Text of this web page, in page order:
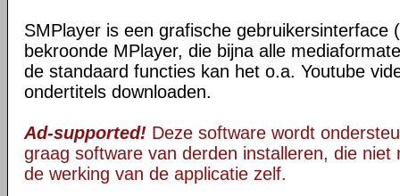
SMPlayer is een grafische gebruikersinterface
bekroonde MPlayer, die bijna alle
de standaard functies kan het o.a. Youtube
ondertitels downloaden.
Ad-supported! Deze software wordt
graag software van derden installeren, die niet
de werking van de applicatie zelf.